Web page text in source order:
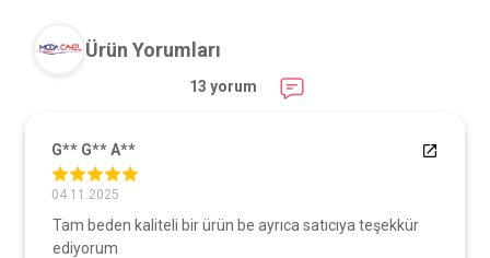
Ürün Yorumları
13 yorum
G** G** A**
04.11.2025
Tam beden kaliteli bir ürün be ayrıca satıcıya teşekkür
ediyorum